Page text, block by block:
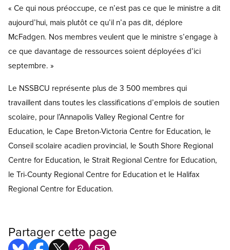
« Ce qui nous préoccupe, ce n’est pas ce que le ministre a dit
aujourd’hui, mais plutôt ce qu’il n’a pas dit, déplore
McFadgen. Nos membres veulent que le ministre s’engage à
ce que davantage de ressources soient déployées d’ici
septembre. »
Le NSSBCU représente plus de 3 500 membres qui
travaillent dans toutes les classifications d’emplois de soutien
scolaire, pour l’Annapolis Valley Regional Centre for
Education, le Cape Breton-Victoria Centre for Education, le
Conseil scolaire acadien provincial, le South Shore Regional
Centre for Education, le Strait Regional Centre for Education,
le Tri-County Regional Centre for Education et le Halifax
Regional Centre for Education.
Partager cette page